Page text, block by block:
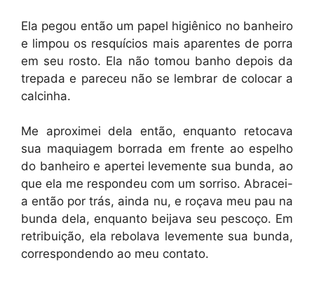
Ela pegou então um papel higiênico no banheiro
e limpou os resquícios mais aparentes de porra
em seu rosto. Ela não tomou banho depois da
trepada e pareceu não se lembrar de colocar a
calcinha.
Me aproximei dela então, enquanto retocava
sua maquiagem borrada em frente ao espelho
do banheiro e apertei levemente sua bunda, ao
que ela me respondeu com um sorriso. Abracei-
a então por trás, ainda nu, e roçava meu pau na
bunda dela, enquanto beijava seu pescoço. Em
retribuição, ela rebolava levemente sua bunda,
correspondendo ao meu contato.